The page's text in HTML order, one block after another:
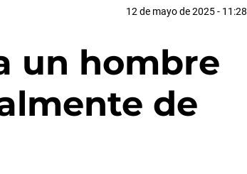
12 de mayo de 2025 - 11:28
un hombre
de